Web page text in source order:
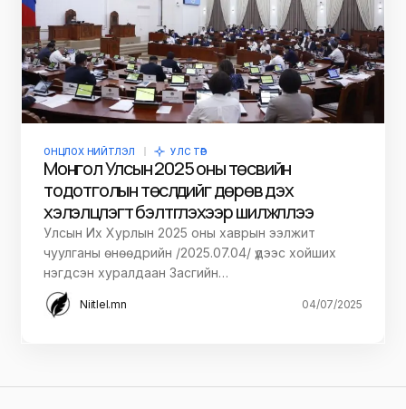
ОНЦЛОХ НИЙТЛЭЛ УЛС ТӨР
Монгол Улсын 2025 оны төсвийн
тодотголын төслүүдийг дөрөв дэх
хэлэлцүүлэгт бэлтгүүлэхээр шилжүүллээ
Улсын Их Хурлын 2025 оны хаврын ээлжит
чуулганы өнөөдрийн /2025.07.04/ үдээс хойших
нэгдсэн хуралдаан Засгийн…
Niitlel.mn 04/07/2025